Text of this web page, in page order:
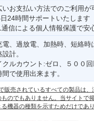
いお支払い方法でのご利用が
24時間サポートいたします
通信による個人情報保護で安
電、過放電、加熱時、短絡時
計。
クルカウント:ゼロ、５００回
間で使用出来ます。
販売されているすべての製品は
のでもありません。当サイトで
機器の種類を示すためだけであ